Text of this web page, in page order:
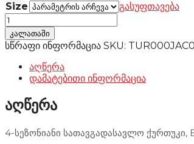
Size
გასუფთავება
Tur
Himalaya
Hydroscud®
Jacket
black/grey
რაოდენობა
კალათაში
სწრაფი ინფორმაცია SKU:
აღწერა
დამატებითი ინფორმაცია
აღწერა
4-სეზონიანი სათავგადასავლო